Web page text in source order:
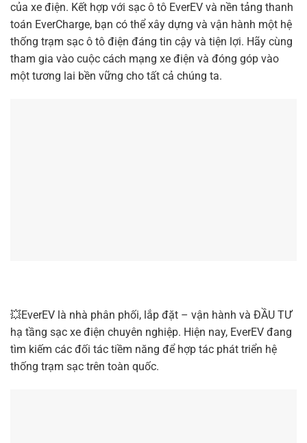
của xe điện. Kết hợp với sạc ô tô EverEV và nền tảng thanh
toán EverCharge, bạn có thể xây dựng và vận hành một hệ
thống trạm sạc ô tô điện đáng tin cậy và tiện lợi. Hãy cùng
tham gia vào cuộc cách mạng xe điện và đóng góp vào
một tương lai bền vững cho tất cả chúng ta.
💥EverEV là nhà phân phối, lắp đặt – vận hành và ĐẦU TƯ
hạ tầng sạc xe điện chuyên nghiệp. Hiện nay, EverEV đang
tìm kiếm các đối tác tiềm năng để hợp tác phát triển hệ
thống trạm sạc trên toàn quốc.